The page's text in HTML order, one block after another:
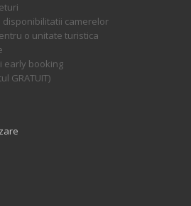
camerelor
o unitate turistica
early booking
GRATUIT)